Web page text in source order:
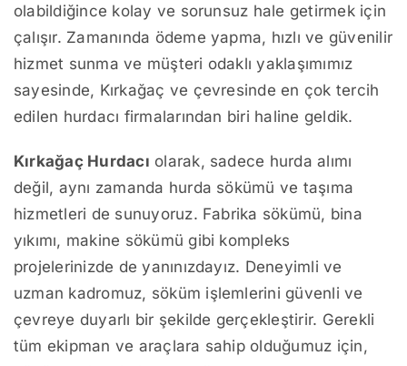
olabildiğince kolay ve sorunsuz hale getirmek için
çalışır. Zamanında ödeme yapma, hızlı ve güvenilir
hizmet sunma ve müşteri odaklı yaklaşımımız
sayesinde, Kırkağaç ve çevresinde en çok tercih
edilen hurdacı firmalarından biri haline geldik.
Kırkağaç Hurdacı olarak, sadece hurda alımı
değil, aynı zamanda hurda sökümü ve taşıma
hizmetleri de sunuyoruz. Fabrika sökümü, bina
yıkımı, makine sökümü gibi kompleks
projelerinizde de yanınızdayız. Deneyimli ve
uzman kadromuz, söküm işlemlerini güvenli ve
çevreye duyarlı bir şekilde gerçekleştirir. Gerekli
tüm ekipman ve araçlara sahip olduğumuz için,